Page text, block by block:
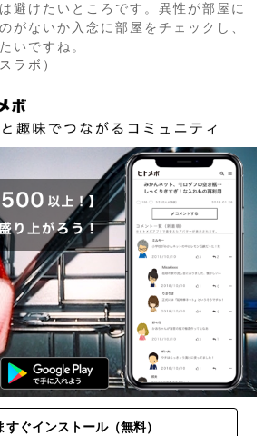
避けたいところです。異性が部屋に
がないか入念に部屋をチェックし、
いですね。
ラボ）
すぐインストール（無料）